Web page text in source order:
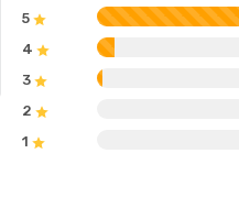
5
4
3
2
1